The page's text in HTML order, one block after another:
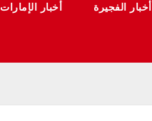
أخبار الفجيرة أخبار الإمارات